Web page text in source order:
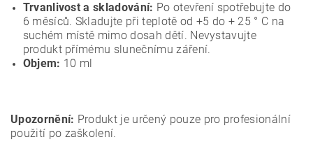
Trvanlivost a skladování: Po otevření spotřebujte do
6 měsíců. Skladujte při teplotě od +5 do + 25 ° С na
suchém místě mimo dosah dětí. Nevystavujte
produkt přímému slunečnímu záření.
Objem: 10 ml
Upozornění: Produkt je určený pouze pro profesionální
použití po zaškolení.